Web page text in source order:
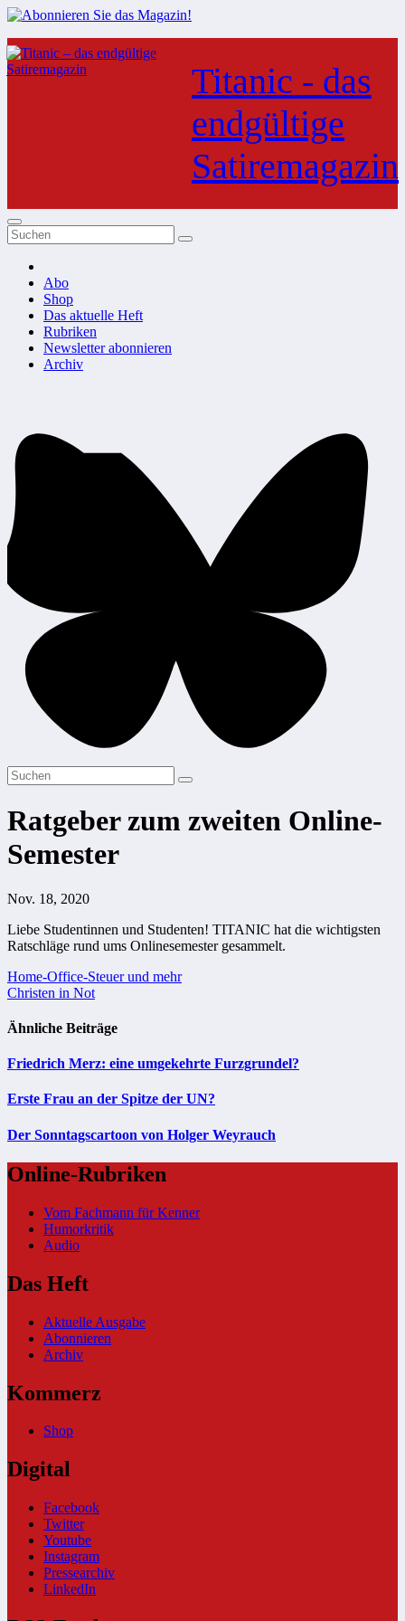
Zum
Inhalt
springen
Titanic - das
endgültige
Satiremagazin
Abo
Shop
Das aktuelle Heft
Rubriken
Newsletter abonnieren
Archiv
Ratgeber zum zweiten Online-
Semester
Nov. 18, 2020
Liebe Studentinnen und Studenten! TITANIC hat die wichtigsten
Ratschläge rund ums Onlinesemester gesammelt.
Beitragsnavigation
Home-Office-Steuer und mehr
Christen in Not
Ähnliche Beiträge
Friedrich Merz: eine umgekehrte Furzgrundel?
Erste Frau an der Spitze der UN?
Der Sonntagscartoon von Holger Weyrauch
Online-Rubriken
Vom Fachmann für Kenner
Humorkritik
Audio
Das Heft
Aktuelle Ausgabe
Abonnieren
Archiv
Kommerz
Shop
Digital
Facebook
Twitter
Youtube
Instagram
Pressearchiv
LinkedIn